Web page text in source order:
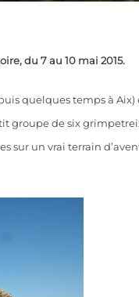
du 7 au 10 mai 2015.
quelques temps à
groupe de six
sur un vrai terrain